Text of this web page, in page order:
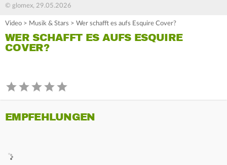
© glomex, 29.05.2026
Video > Musik & Stars > Wer schafft es aufs Esquire Cover?
WER SCHAFFT ES AUFS ESQUIRE
COVER?
EMPFEHLUNGEN